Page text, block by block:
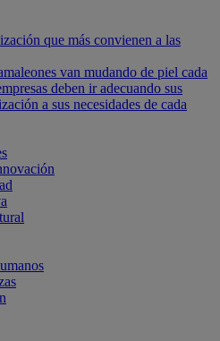
que más convienen a las
van mudando de piel cada
deben ir adecuando sus
a sus necesidades de cada